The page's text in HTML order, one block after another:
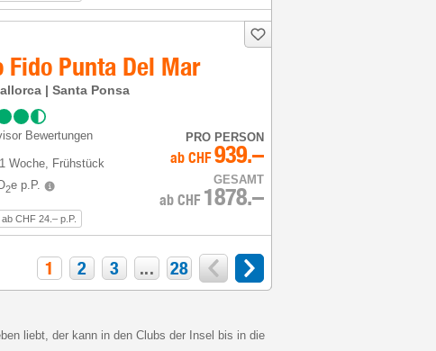
Fido Punta Del Mar
| Santa Ponsa
Bewertungen
1 Woche, Frühstück
2e p.P.
ab CHF 24.– p.P.
PRO PERSON
ab CHF 939.–
GESAMT
ab CHF 1878.–
1 2 3 ... 28
liebt, der kann in den Clubs der Insel bis in die